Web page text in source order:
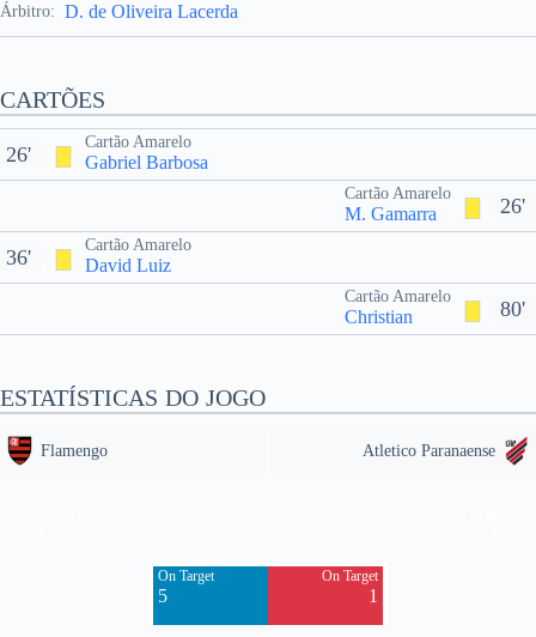
Árbitro: D. de Oliveira Lacerda
CARTÕES
Cartão Amarelo
Gabriel Barbosa
26'
26'
Cartão Amarelo
M. Gamarra
Cartão Amarelo
David Luiz
36'
80'
Cartão Amarelo
Christian
ESTATÍSTICAS DO JOGO
Flamengo Atletico Paranaense
On Target
5
On Target
1